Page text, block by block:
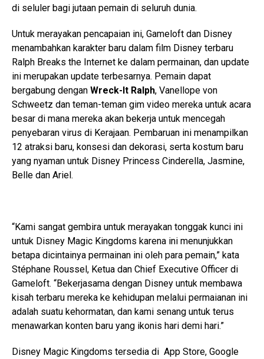
di seluler bagi jutaan pemain di seluruh dunia.
Untuk merayakan pencapaian ini, Gameloft dan Disney
menambahkan karakter baru dalam film Disney terbaru
Ralph Breaks the Internet ke dalam permainan, dan update
ini merupakan update terbesarnya. Pemain dapat
bergabung dengan Wreck-It Ralph, Vanellope von
Schweetz dan teman-teman gim video mereka untuk acara
besar di mana mereka akan bekerja untuk mencegah
penyebaran virus di Kerajaan. Pembaruan ini menampilkan
12 atraksi baru, konsesi dan dekorasi, serta kostum baru
yang nyaman untuk Disney Princess Cinderella, Jasmine,
Belle dan Ariel.
“Kami sangat gembira untuk merayakan tonggak kunci ini
untuk Disney Magic Kingdoms karena ini menunjukkan
betapa dicintainya permainan ini oleh para pemain,” kata
Stéphane Roussel, Ketua dan Chief Executive Officer di
Gameloft. “Bekerjasama dengan Disney untuk membawa
kisah terbaru mereka ke kehidupan melalui permaianan ini
adalah suatu kehormatan, dan kami senang untuk terus
menawarkan konten baru yang ikonis hari demi hari.”
Disney Magic Kingdoms tersedia di App Store, Google